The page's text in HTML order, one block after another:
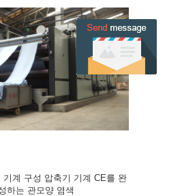
물 건조 기계 50m/Min을 뜨는
기계 3 통과를 완화시킵니다